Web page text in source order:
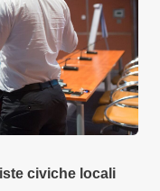
civiche locali